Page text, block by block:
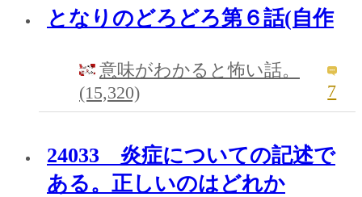
となりのどろどろ第６話(自作
意味がわかると怖い話。
(15,320)
7
24033 炎症についての記述で
ある。正しいのはどれか